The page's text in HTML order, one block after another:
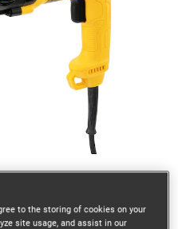
Go to slide 1
to the storing of cookies on your
site usage, and assist in our